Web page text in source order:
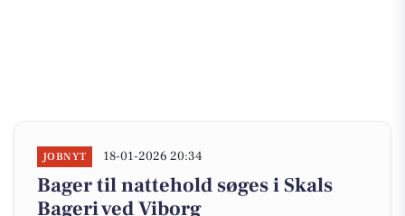
JOBNYT 18-01-2026 20:34
Bager til nattehold søges i Skals
Bageri ved Viborg